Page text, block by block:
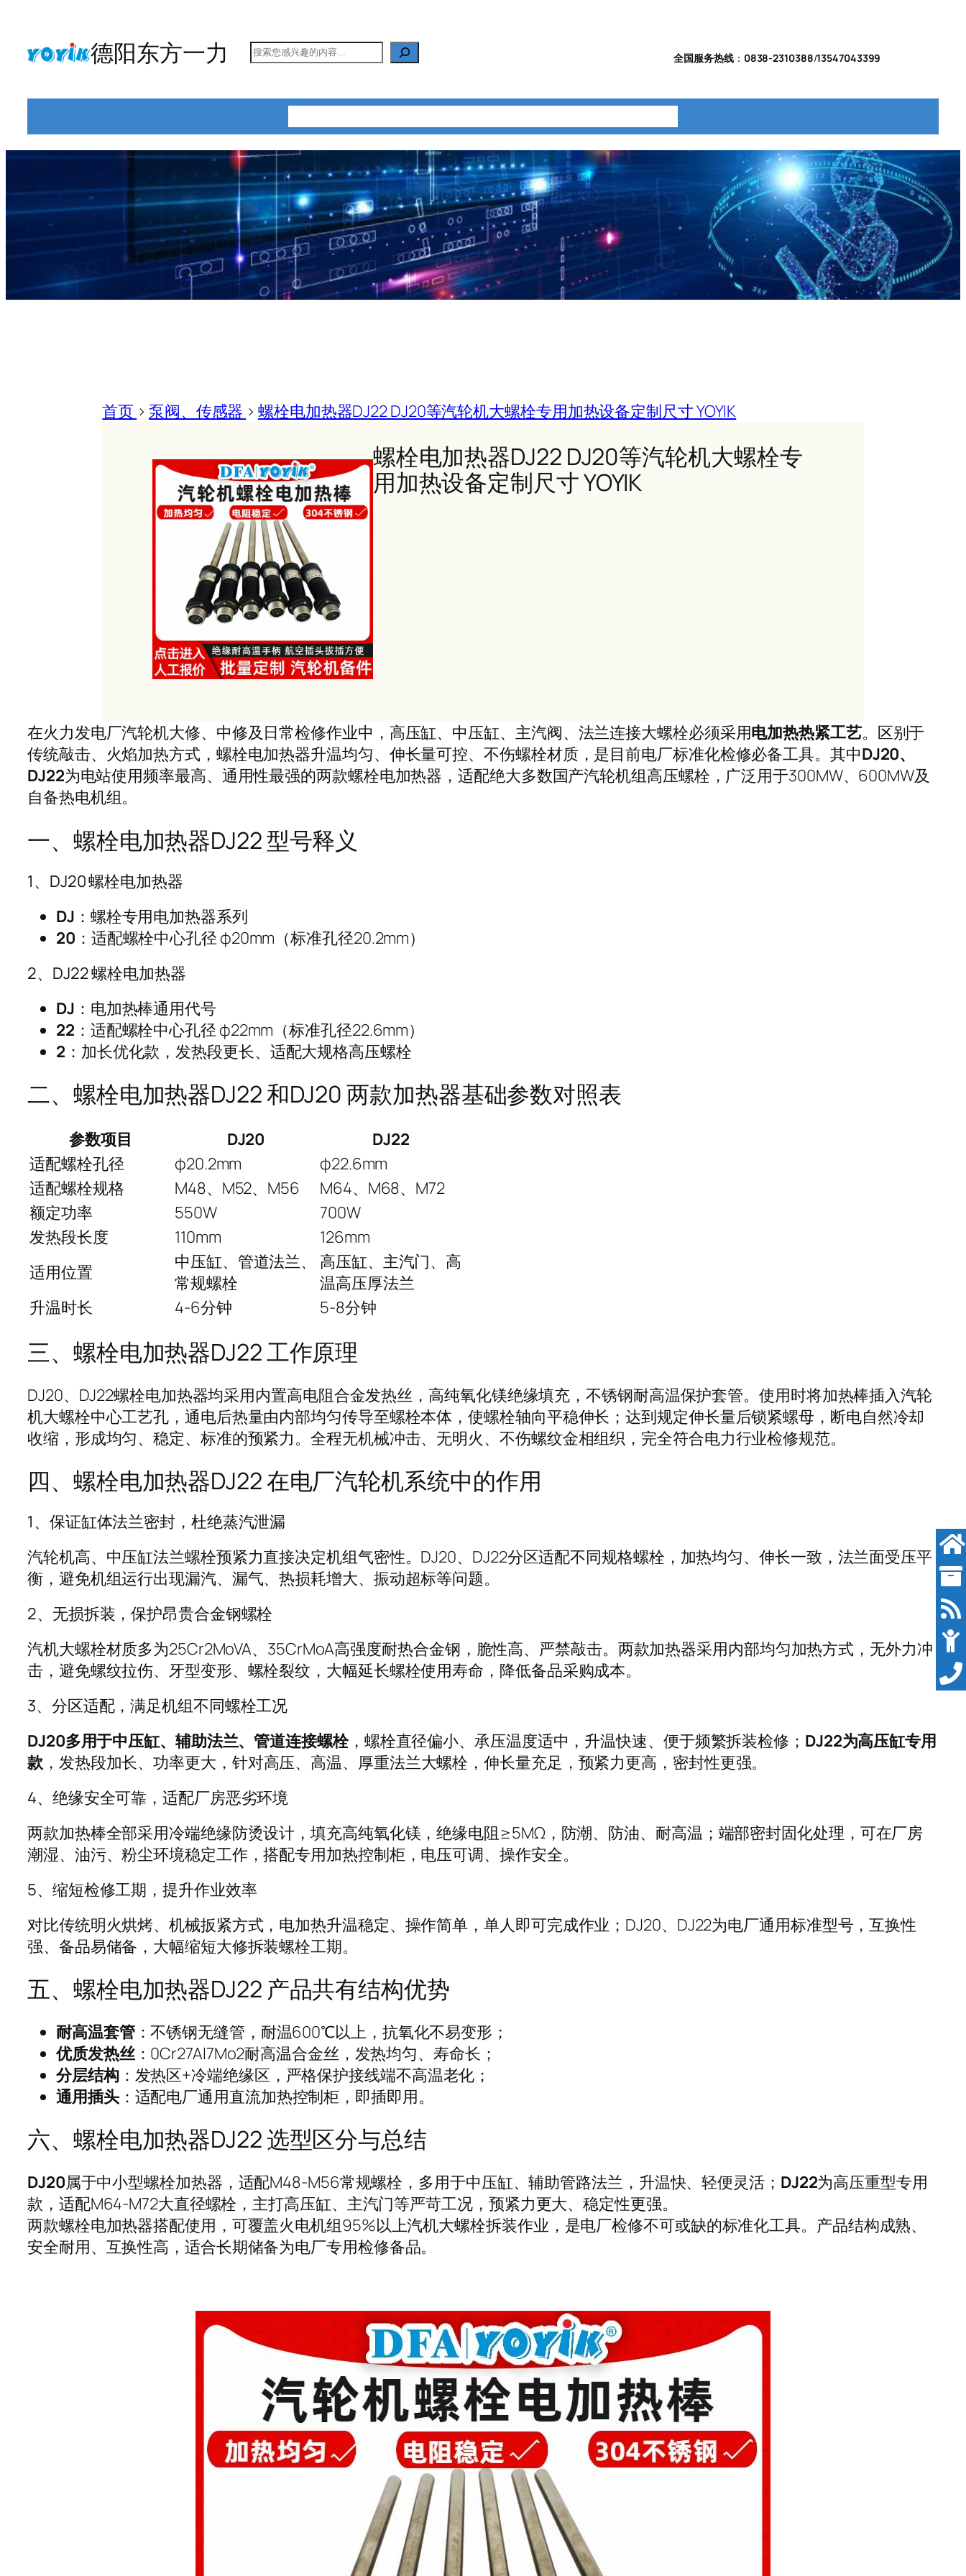
德阳东方一力
搜
全国服务热线： 0838-2310388/13547043399
首页 > 泵阀、传感器 >螺栓电加热器DJ22 DJ20等汽轮机大螺栓专用加热设备定制尺寸 YOYIK
螺栓电加热器DJ22 DJ20等汽轮机大螺栓专
用加热设备定制尺寸 YOYIK
在火力发电厂汽轮机大修、中修及日常检修作业中，高压缸、中压缸、主汽阀、法兰连接大螺栓必须采用电加热热紧工艺。区别于
传统敲击、火焰加热方式，螺栓电加热器升温均匀、伸长量可控、不伤螺栓材质，是目前电厂标准化检修必备工具。其中DJ20、
DJ22为电站使用频率最高、通用性最强的两款螺栓电加热器，适配绝大多数国产汽轮机组高压螺栓，广泛用于300MW、600MW及
自备热电机组。
一、螺栓电加热器DJ22 型号释义
1、DJ20 螺栓电加热器
DJ ：螺栓专用电加热器系列
20 ：适配螺栓中心孔径 φ20mm（标准孔径20.2mm）
2、DJ22 螺栓电加热器
DJ ：电加热棒通用代号
22 ：适配螺栓中心孔径 φ22mm（标准孔径22.6mm）
2 ：加长优化款，发热段更长、适配大规格高压螺栓
二、螺栓电加热器DJ22 和DJ20 两款加热器基础参数对照表
参数项目 DJ20
DJ22
适配螺栓孔径
φ20.2mm
φ22.6mm
适配螺栓规格
M48、M52、M56
M64、M68、M72
额定功率
550W
700W
发热段长度
110mm
126mm
适用位置
中压缸、管道法兰、
常规螺栓
高压缸、主汽门、高
温高压厚法兰
升温时长
4-6分钟 5-8分钟
三、螺栓电加热器DJ22 工作原理
DJ20、DJ22螺栓电加热器均采用内置高电阻合金发热丝，高纯氧化镁绝缘填充，不锈钢耐高温保护套管。使用时将加热棒插入汽轮
机大螺栓中心工艺孔，通电后热量由内部均匀传导至螺栓本体，使螺栓轴向平稳伸长；达到规定伸长量后锁紧螺母，断电自然冷却
收缩，形成均匀、稳定、标准的预紧力。全程无机械冲击、无明火、不伤螺纹金相组织，完全符合电力行业检修规范。
四、螺栓电加热器DJ22 在电厂汽轮机系统中的作用
1、保证缸体法兰密封，杜绝蒸汽泄漏
汽轮机高、中压缸法兰螺栓预紧力直接决定机组气密性。DJ20、DJ22分区适配不同规格螺栓，加热均匀、伸长一致，法兰面受压平
衡，避免机组运行出现漏汽、漏气、热损耗增大、振动超标等问题。
2、无损拆装，保护昂贵合金钢螺栓
汽机大螺栓材质多为25Cr2MoVA、35CrMoA高强度耐热合金钢，脆性高、严禁敲击。两款加热器采用内部均匀加热方式，无外力冲
击，避免螺纹拉伤、牙型变形、螺栓裂纹，大幅延长螺栓使用寿命，降低备品采购成本。
3、分区适配，满足机组不同螺栓工况
DJ20多用于中压缸、辅助法兰、管道连接螺栓，螺栓直径偏小、承压温度适中，升温快速、便于频繁拆装检修； DJ22为高压缸专用
款，发热段加长、功率更大，针对高压、高温、厚重法兰大螺栓，伸长量充足，预紧力更高，密封性更强。
4、绝缘安全可靠，适配厂房恶劣环境
两款加热棒全部采用冷端绝缘防烫设计，填充高纯氧化镁，绝缘电阻≥5MΩ，防潮、防油、耐高温；端部密封固化处理，可在厂房
潮湿、油污、粉尘环境稳定工作，搭配专用加热控制柜，电压可调、操作安全。
5、缩短检修工期，提升作业效率
对比传统明火烘烤、机械扳紧方式，电加热升温稳定、操作简单，单人即可完成作业；DJ20、DJ22为电厂通用标准型号，互换性
强、备品易储备，大幅缩短大修拆装螺栓工期。
五、螺栓电加热器DJ22 产品共有结构优势
耐高温套管：不锈钢无缝管，耐温600℃以上，抗氧化不易变形；
优质发热丝：0Cr27Al7Mo2耐高温合金丝，发热均匀、寿命长；
分层结构：发热区+冷端绝缘区，严格保护接线端不高温老化；
通用插头：适配电厂通用直流加热控制柜，即插即用。
六、螺栓电加热器DJ22 选型区分与总结
DJ20属于中小型螺栓加热器，适配M48-M56常规螺栓，多用于中压缸、辅助管路法兰，升温快、轻便灵活； DJ22为高压重型专用
款，适配M64-M72大直径螺栓，主打高压缸、主汽门等严苛工况，预紧力更大、稳定性更强。
两款螺栓电加热器搭配使用，可覆盖火电机组95%以上汽机大螺栓拆装作业，是电厂检修不可或缺的标准化工具。产品结构成熟、
安全耐用、互换性高，适合长期储备为电厂专用检修备品。